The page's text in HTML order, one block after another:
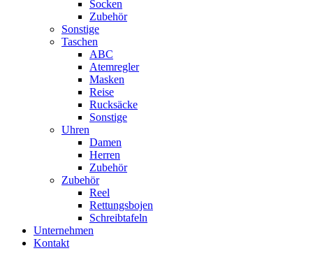
Socken
Zubehör
Sonstige
Taschen
ABC
Atemregler
Masken
Reise
Rucksäcke
Sonstige
Uhren
Damen
Herren
Zubehör
Zubehör
Reel
Rettungsbojen
Schreibtafeln
Unternehmen
Kontakt